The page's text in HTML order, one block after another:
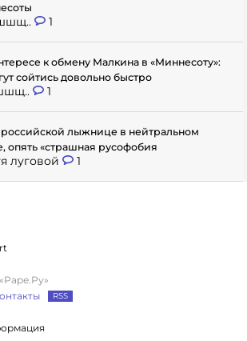
1
к обмену Малкина в «Миннесоту»:
сойтись довольно быстро
1
лыжнице в нейтральном
опять «страшная русофобия
луговой 1
RSS